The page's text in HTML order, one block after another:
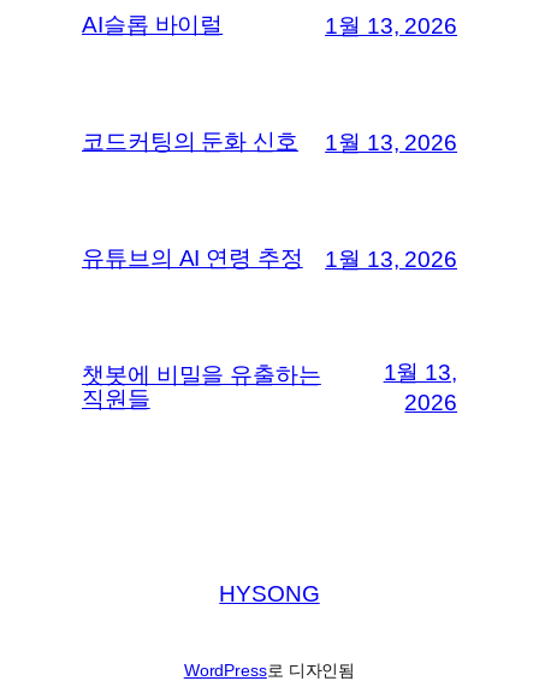
AI슬롭 바이럴 1월 13, 2026
코드커팅의 둔화 신호 1월 13, 2026
유튜브의 AI 연령 추정 1월 13, 2026
챗봇에 비밀을 유출하는
직원들
1월 13,
2026
HYSONG
WordPress로 디자인됨